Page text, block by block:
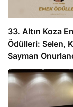
33. Altın Koza
Ödülleri: Selen,
Sayman